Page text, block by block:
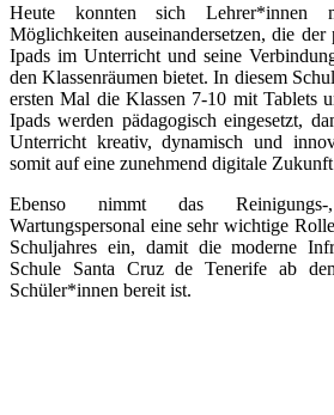
Heute konnten sich Lehrer*innen
Möglichkeiten auseinandersetzen, die der
Ipads im Unterricht und seine
den Klassenräumen bietet. In diesem
ersten Mal die Klassen 7-10 mit Tablets
Ipads werden pädagogisch eingesetzt,
Unterricht kreativ, dynamisch und
somit auf eine zunehmend digitale
Ebenso nimmt das
Wartungspersonal eine sehr wichtige
Schuljahres ein, damit die moderne
Schule Santa Cruz de Tenerife ab
Schüler*innen bereit ist.